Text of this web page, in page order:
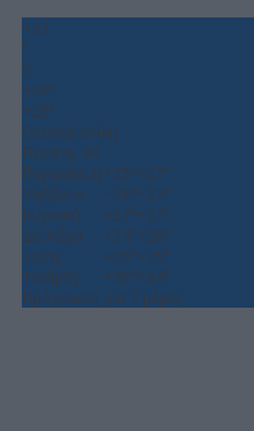
+33
°
C
+35°
+25°
Θεσσαλονίκη
Πέμπτη, 06
Παρασκευή+35°+27°
Σάββατο
+39°+27°
Κυριακή
+37°+27°
Δευτέρα
+34°+26°
Τρίτη
+35°+25°
Τετάρτη
+36°+24°
Πρόγνωση για 7 μέρες